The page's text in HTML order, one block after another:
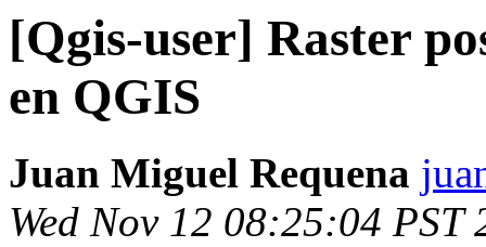
[Qgis-user] Raster
en QGIS
Juan Miguel Requena
Wed Nov 12 08:25:04 PST